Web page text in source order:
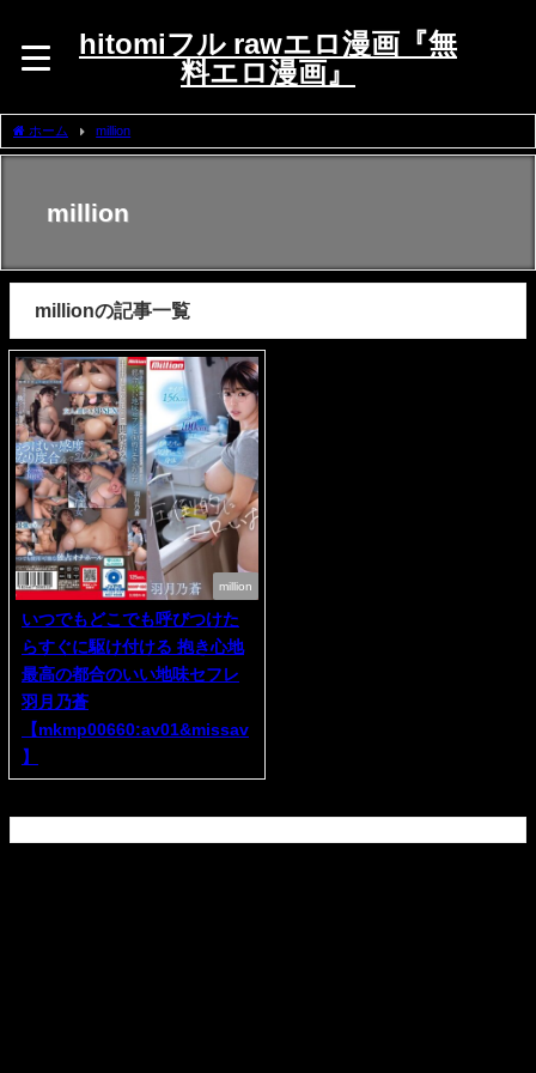
hitomiフル rawエロ漫画『無
料エロ漫画』
ホーム million
million
millionの記事一覧
million
いつでもどこでも呼びつけた
らすぐに駆け付ける 抱き心地
最高の都合のいい地味セフレ
羽月乃蒼
【mkmp00660:av01&missav
】